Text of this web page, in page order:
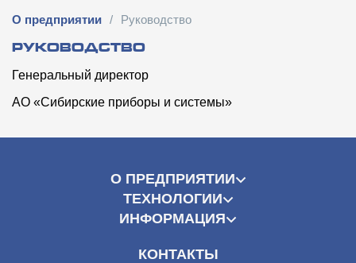
О предприятии / Руководство
РУКОВОДСТВО
Генеральный директор
АО «Сибирские приборы и системы»
О ПРЕДПРИЯТИИ
ТЕХНОЛОГИИ
ИНФОРМАЦИЯ
КОНТАКТЫ